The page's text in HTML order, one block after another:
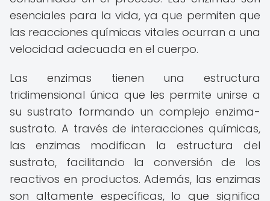
esenciales para la vida, ya que permiten que
las reacciones químicas vitales ocurran a una
velocidad adecuada en el cuerpo.
Las enzimas tienen una estructura
tridimensional única que les permite unirse a
su sustrato formando un complejo enzima-
sustrato. A través de interacciones químicas,
las enzimas modifican la estructura del
sustrato, facilitando la conversión de los
reactivos en productos. Además, las enzimas
son altamente específicas, lo que significa